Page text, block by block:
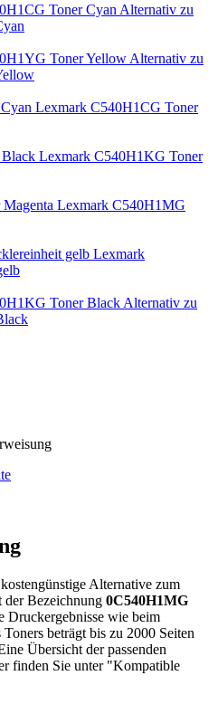
Alternativ zu
Alternativ zu
Lexmark C540H1CG Toner
Lexmark C540H1KG Toner
Lexmark C540H1MG
Lexmark
Alternativ zu
Alternative zum
Bezeichnung 0C540H1MG
Druckergebnisse wie beim
beträgt bis zu 2000 Seiten
Übersicht der passenden
finden Sie unter "Kompatible